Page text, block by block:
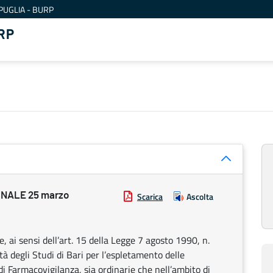
- BURP
25 marzo Scarica Ascolta
ai sensi dell’art. 15 della Legge 7 agosto 1990, n.
degli Studi di Bari per l’espletamento delle
sia ordinarie che nell’ambito di